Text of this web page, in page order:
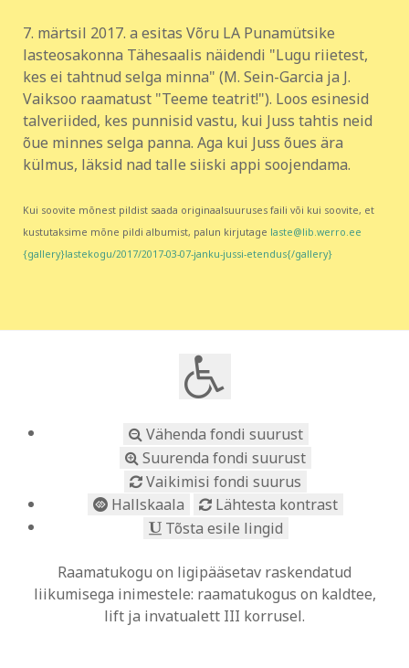
7. märtsil 2017. a esitas Võru LA Punamütsike
lasteosakonna Tähesaalis näidendi "Lugu riietest,
kes ei tahtnud selga minna" (M. Sein-Garcia ja J.
Vaiksoo raamatust "Teeme teatrit!"). Loos esinesid
talveriided, kes punnisid vastu, kui Juss tahtis neid
õue minnes selga panna. Aga kui Juss õues ära
külmus, läksid nad talle siiski appi soojendama.
Kui soovite mõnest pildist saada originaalsuuruses faili või kui soovite, et
kustutaksime mõne pildi albumist, palun kirjutage laste@lib.werro.ee
{gallery}lastekogu/2017/2017-03-07-janku-jussi-etendus{/gallery}
Vähenda fondi suurust
Suurenda fondi suurust
Vaikimisi fondi suurus
Hallskaala
Lähtesta kontrast
Tõsta esile lingid
Raamatukogu on ligipääsetav raskendatud
liikumisega inimestele: raamatukogus on kaldtee,
lift ja invatualett III korrusel.